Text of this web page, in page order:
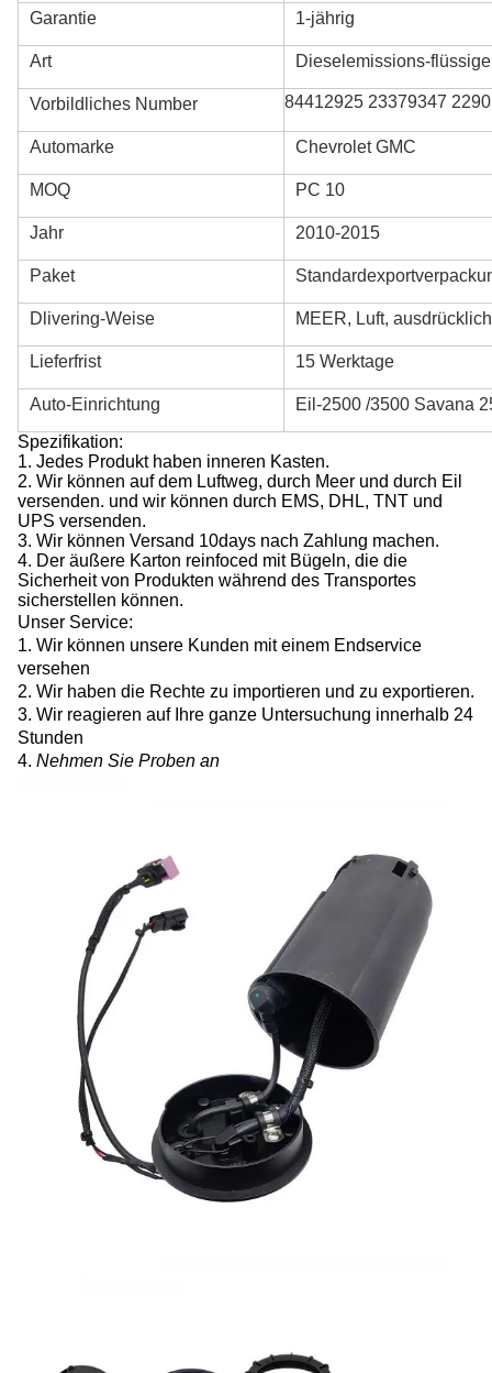
Garantie 1-jährig
Art Dieselemissions-
Vorbildliches Number 84412925 23379347
Automarke Chevrolet GMC
MOQ PC 10
Jahr 2010-2015
Paket
Dlivering-Weise MEER, Luft, ausdrücklich
Lieferfrist 15 Werktage
Auto-Einrichtung
Eil-2500 /3500 Savana
Spezifikation:
1. Jedes Produkt haben inneren Kasten.
2. Wir können auf dem Luftweg, durch Meer und durch Eil
versenden. und wir können durch EMS, DHL, TNT und
UPS versenden.
3. Wir können Versand 10days nach Zahlung machen.
4. Der äußere Karton reinfoced mit Bügeln, die die
Sicherheit von Produkten während des Transportes
sicherstellen können.
Unser Service:
1. Wir können unsere Kunden mit einem Endservice
versehen
2. Wir haben die Rechte zu importieren und zu exportieren.
3. Wir reagieren auf Ihre ganze Untersuchung innerhalb 24
Stunden
4. Nehmen Sie Proben an